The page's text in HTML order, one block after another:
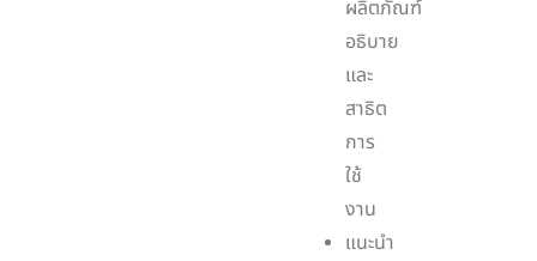
ผลิตภัณฑ์
อธิบาย
และ
สาธิต
การ
ใช้
งาน
แนะนำ